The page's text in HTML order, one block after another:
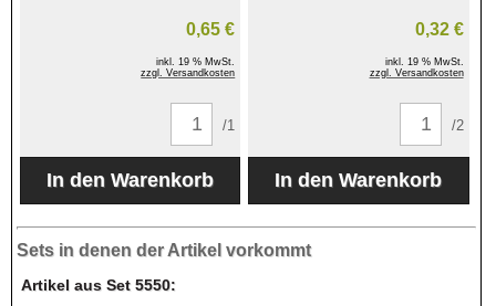
0,65 €
inkl. 19 % MwSt.
zzgl. Versandkosten
/1
0,32 €
inkl. 19 % MwSt.
zzgl. Versandkosten
/2
Sets in denen der Artikel vorkommt
Artikel aus Set 5550: